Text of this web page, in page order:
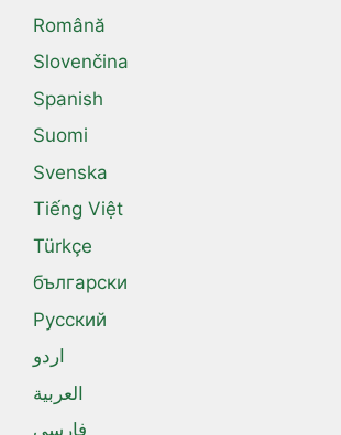
Română
Slovenčina
Spanish
Suomi
Svenska
Tiếng Việt
Türkçe
български
Русский
اردو
العربية
فارسی